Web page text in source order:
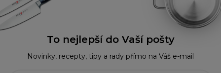
To nejlepší do Vaší pošty
Novinky, recepty, tipy a rady přímo na Váš e-mail